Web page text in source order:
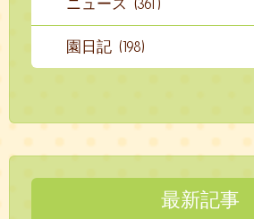
ニュース (361)
園日記 (198)
最新記事